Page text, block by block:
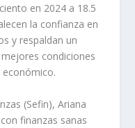
en 2024 a 18.5
la confianza en
y respaldan un
condiciones
económico.
(Sefin), Ariana
finanzas sanas